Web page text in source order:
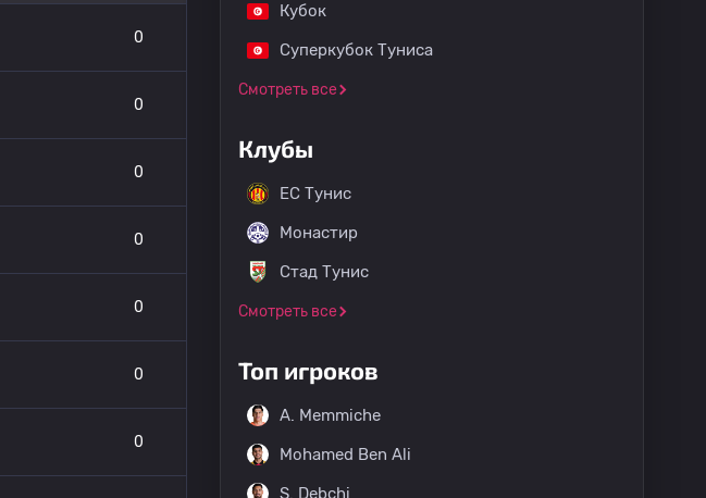
0
0
0
0
0
0
0
Кубок
Суперкубок Туниса
Смотреть все
Клубы
ЕС Тунис
Монастир
Стад Тунис
Смотреть все
Топ игроков
A. Memmiche
Mohamed Ben Ali
S. Debchi